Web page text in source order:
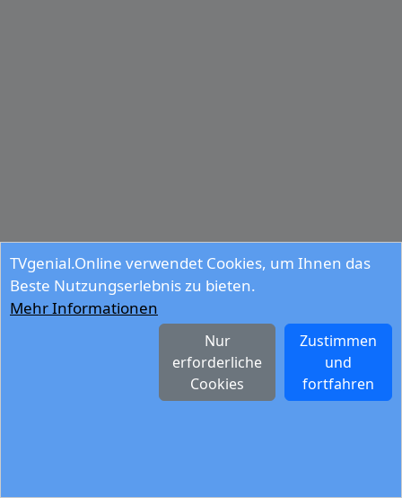
TVgenial.Online verwendet Cookies, um Ihnen das
Beste Nutzungserlebnis zu bieten.
Mehr Informationen
Zustimmen
und
fortfahren
Nur
erforderliche
Cookies